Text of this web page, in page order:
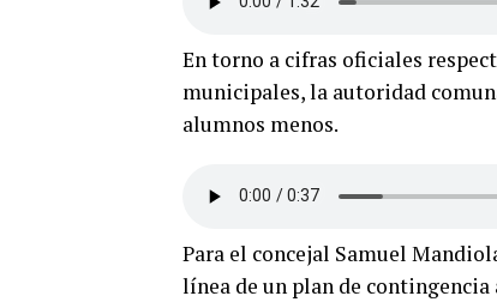
En torno a cifras oficiales
municipales, la autoridad
alumnos menos.
Para el concejal Samuel
línea de un plan de